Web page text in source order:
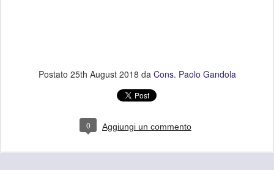
Postato 25th August 2018 da Cons. Paolo Gandola
0 Aggiungi un commento